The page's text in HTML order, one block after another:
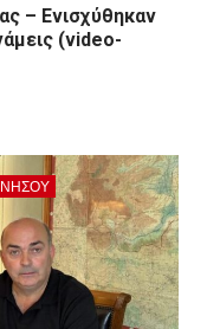
– Ενισχύθηκαν
(video-